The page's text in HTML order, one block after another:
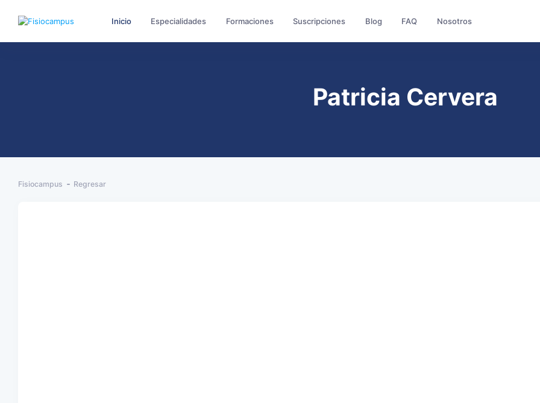
Inicio Especialidades Formaciones Suscripciones Blog FAQ Nosotros
Patricia Cervera
Fisiocampus Regresar